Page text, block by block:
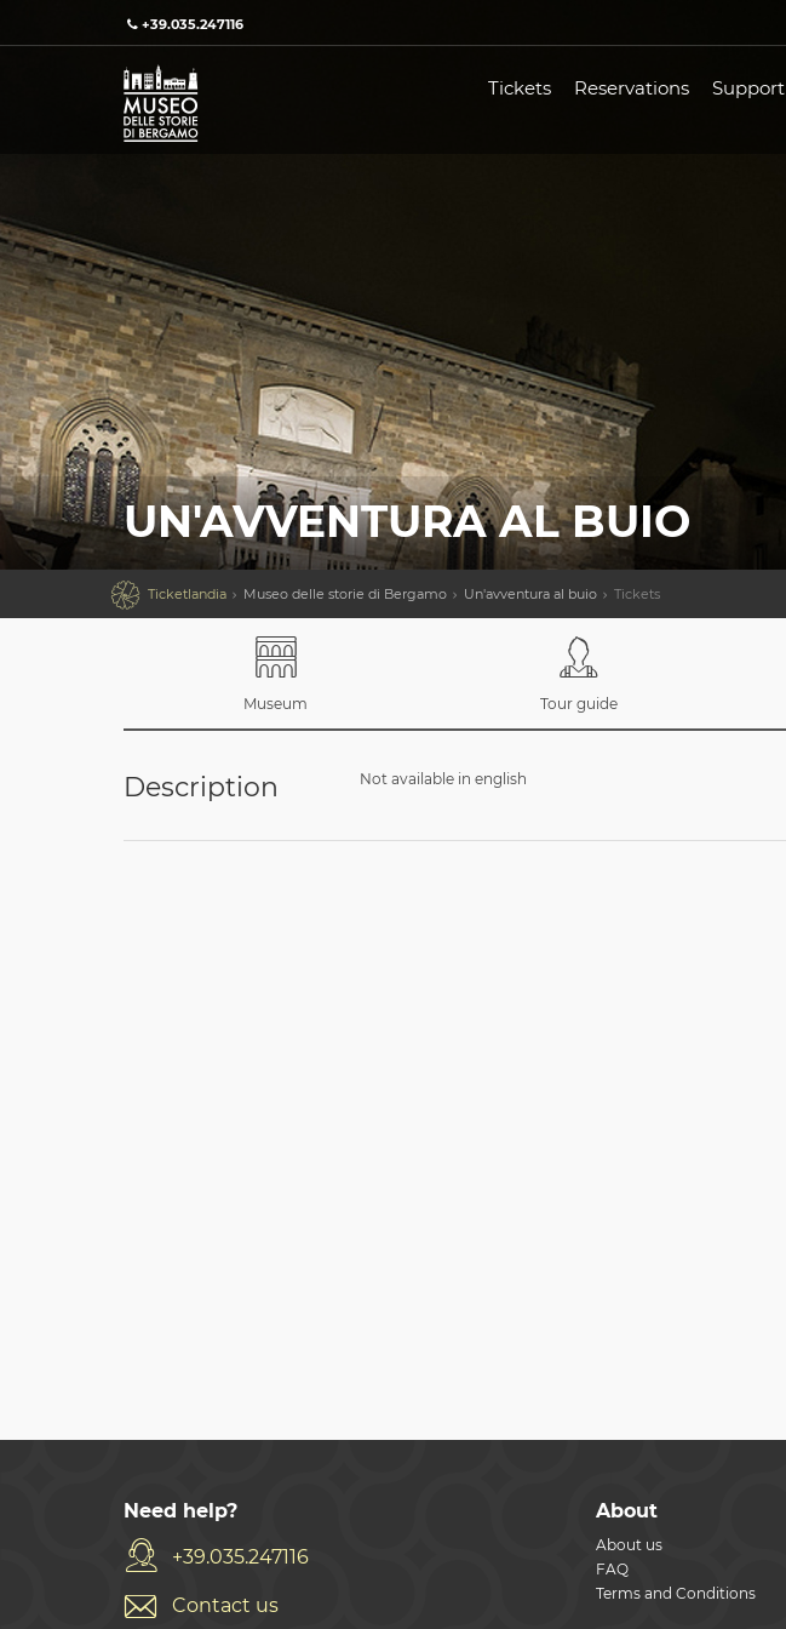
+39.035.247116
Tickets Reservations Support
UN'AVVENTURA AL BUIO
 Ticketlandia Museo delle storie di Bergamo Un'avventura al buio Tickets
Museum Tour guide
Description Not available in english
Need help?
+39.035.247116
Contact us
About
About us
FAQ
Terms and Conditions